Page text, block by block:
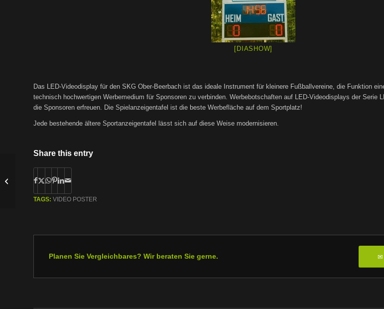
[DIASHOW]
Das LED-Videodisplay für den SKG Ober-Beerbach ist das ideale Instrument für kleinere Fußballvereine, die Funktion
technisch hochwertigen Werbemedium für Sponsoren zu verbinden. Werbebotschaften auf LED-Videodisplays der Serie
die Sponsoren erfreuen. Die Spielanzeigentafel ist die beste Werbefläche auf dem Sportplatz!
Jede bestehende ältere Sportanzeigentafel lässt sich auf diese Weise modernisieren.
Share this entry
TAGS: VIDEO POSTER
Planen Sie Vergleichbares? Wir beraten Sie gerne. ✉
Solar-Tankstelle